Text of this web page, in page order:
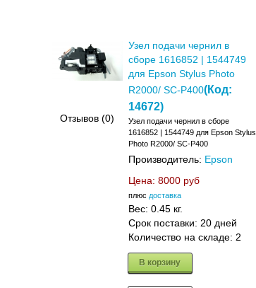
Отзывов (0)
Узел подачи чернил в
сборе 1616852 | 1544749
для Epson Stylus Photo
R2000/ SC-P400(Код:
14672)
Узел подачи чернил в сборе
1616852 | 1544749 для Epson Stylus
Photo R2000/ SC-P400
Производитель: Epson
Цена: 8000 руб
плюс доставка
Вес: 0.45 кг.
Срок поставки: 20 дней
Количество на складе: 2
В корзину